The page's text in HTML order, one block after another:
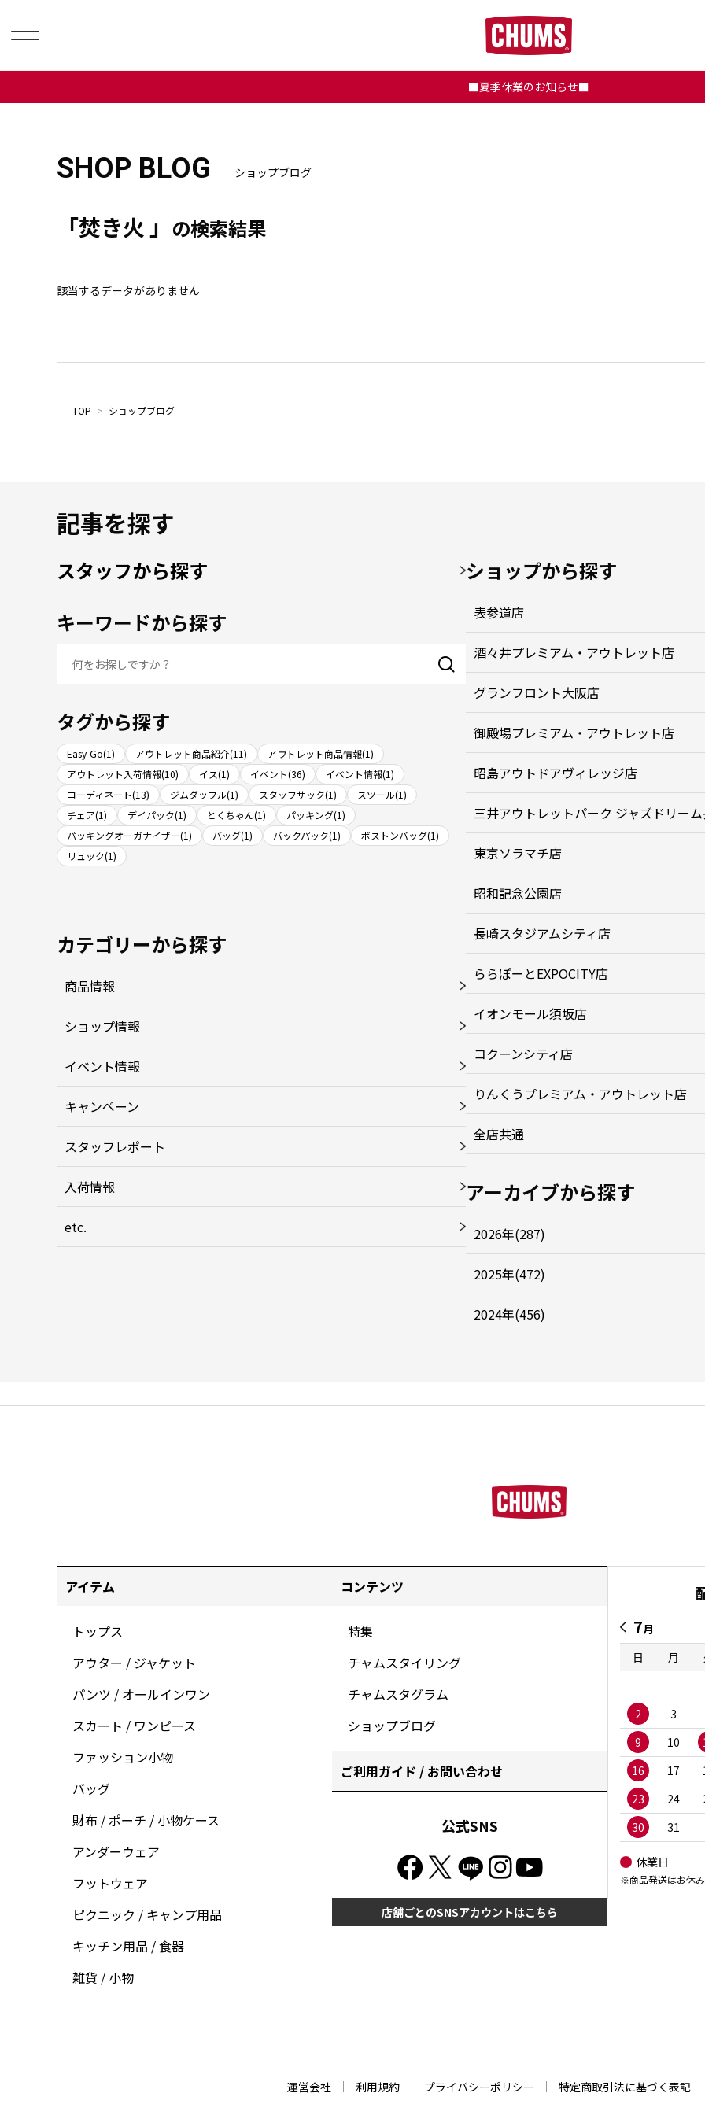
■夏季休業のお知らせ■
SHOP BLOG ショップブログ
「焚き火 」 の検索結果
該当するデータがありません
TOP > ショップブログ
記事を探す
スタッフから探す
キーワードから探す
タグから探す
Easy-Go(1) アウトレット商品紹介(11)
アウトレット商品情報(1)
アウトレット入荷情報(10)
イス(1) イベント(36)
イベント情報(1)
コーディネート(13)
ジムダッフル(1) スタッフサック(1)
スツール(1)
チェア(1)
デイパック(1) とくちゃん(1)
パッキング(1)
パッキングオーガナイザー(1)
バッグ(1) バックパック(1)
ボストンバッグ(1)
リュック(1)
カテゴリーから探す
商品情報
ショップ情報
イベント情報
キャンペーン
スタッフレポート
入荷情報
etc.
ショップから探す
表参道店
酒々井プレミアム・アウトレット店
グランフロント大阪店
御殿場プレミアム・アウトレット店
昭島アウトドアヴィレッジ店
三井アウトレットパーク ジャズドリー
東京ソラマチ店
昭和記念公園店
長崎スタジアムシティ店
ららぽーとEXPOCITY店
イオンモール須坂店
コクーンシティ店
りんくうプレミアム・アウトレット店
全店共通
アーカイブから探す
2026年(287)
2025年(472)
2024年(456)
アイテム
トップス
アウター / ジャケット
パンツ / オールインワン
スカート / ワンピース
ファッション小物
バッグ
財布 / ポーチ / 小物ケース
アンダーウェア
フットウェア
ピクニック / キャンプ用品
キッチン用品 / 食器
雑貨 / 小物
コンテンツ
特集
チャムスタイリング
チャムスタグラム
ショップブログ
ご利用ガイド / お問い合わせ
公式SNS
店舗ごとのSNSアカウントはこちら
7月
日
月
2
3
9
10
16
17
23
24
30
31
休業日
※商品発送はお休
運営会社 利用規約 プライバシーポリシー 特定商取引法に基づく表記